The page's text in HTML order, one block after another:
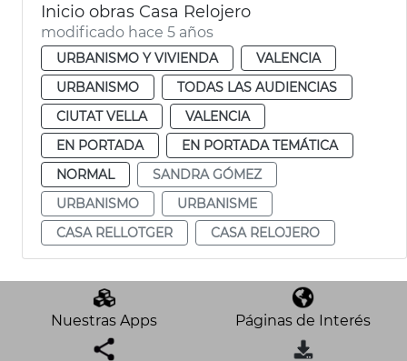
Inicio obras Casa Relojero
modificado hace 5 años
URBANISMO Y VIVIENDA
VALENCIA
URBANISMO
TODAS LAS AUDIENCIAS
CIUTAT VELLA
VALENCIA
EN PORTADA
EN PORTADA TEMÁTICA
NORMAL
SANDRA GÓMEZ
URBANISMO
URBANISME
CASA RELLOTGER
CASA RELOJERO
Nuestras Apps Páginas de Interés